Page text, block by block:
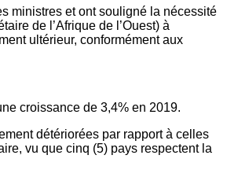
ministres et ont souligné la nécessité
de l’Afrique de l’Ouest) à
ultérieur, conformément aux
croissance de 3,4% en 2019.
détériorées par rapport à celles
vu que cinq (5) pays respectent la